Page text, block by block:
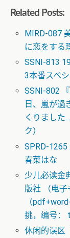
Related Posts:
MIRD-087
に恋をする
SSNI-813
3本番スペ
SSNI-802
日、嵐が過
くりました
ク）
SPRD-
春菜はな
少儿必读金
版社 （电子
（
挑，编号：
休闲的误区